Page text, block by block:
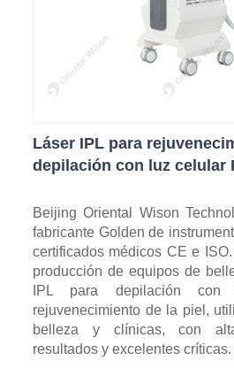
Láser IPL para
depilación con luz celular
Beijing Oriental Wison
fabricante Golden de
certificados médicos CE e
producción de equipos de
IPL para depilación
rejuvenecimiento de la piel,
belleza y clínicas, con
resultados y excelentes críticas.